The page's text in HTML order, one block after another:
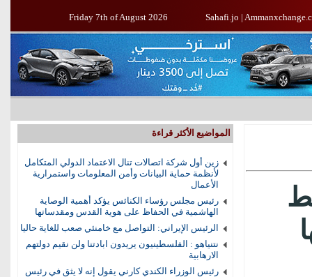
Friday 7th of August 2026 Sahafi.jo |
المواضيع الأكثر قراءة
زين أول شركة اتصالات تنال الاعتماد الدولي المتكامل
لأنظمة حماية البيانات وأمن المعلومات واستمرارية
الأعمال
رئيس مجلس رؤساء الكنائس يؤكد أهمية الوصاية
الهاشمية في الحفاظ على هوية القدس ومقدساتها
الرئيس الإيراني: التواصل مع خامنئي صعب للغاية حاليا
نتنياهو : الفلسطينيون يريدون ابادتنا ولن نقيم دولتهم
الارهابية
رئيس الوزراء الكندي كارني يقول إنه لا يثق في رئيس